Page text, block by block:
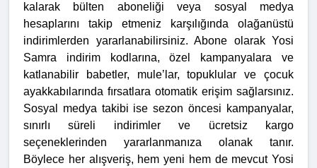
kalarak bülten aboneliği veya sosyal medya
hesaplarını takip etmeniz karşılığında olağanüstü
indirimlerden yararlanabilirsiniz. Abone olarak Yosi
Samra indirim kodlarına, özel kampanyalara ve
katlanabilir babetler, mule’lar, topuklular ve çocuk
ayakkabılarında fırsatlara otomatik erişim sağlarsınız.
Sosyal medya takibi ise sezon öncesi kampanyalar,
sınırlı süreli indirimler ve ücretsiz kargo
seçeneklerinden yararlanmanıza olanak tanır.
Böylece her alışveriş, hem yeni hem de mevcut Yosi